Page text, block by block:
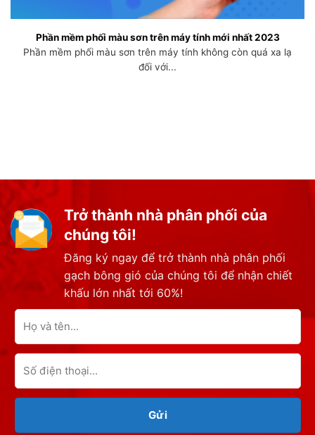
Phần mềm phối màu sơn trên máy tính mới nhất 2023
Phần mềm phối màu sơn trên máy tính không còn quá xa lạ
đối với...
Trở thành nhà phân phối của
chúng tôi!
Đăng ký ngay để trở thành nhà phân phối
gạch bông gió của chúng tôi để nhận chiết
khấu lớn nhất tới 60%!